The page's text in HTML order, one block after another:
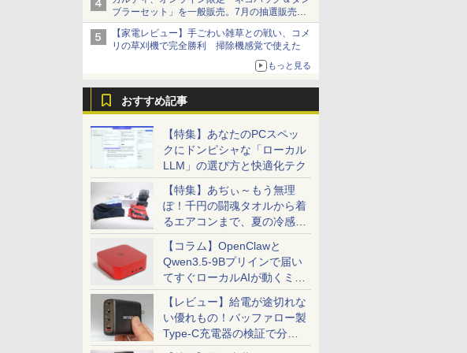
ブラーセット」を一般販売。7月の抽選販売の
当選無効分
【家電レビュー】手ごわい雑草との戦い、コメ
リの草刈機で完全勝利 掃除機感覚で使えた
もっと見る
おすすめ記事
【特集】あなたのPCスペッ
クにドンピシャな「ローカル
LLM」の選び方と快適化テク
【特集】あぢぃ～もう無理
ぽ！千円の闘魂タオルから着
るエアコンまで、夏の冷感グ
ッズ一挙紹介
【コラム】OpenClawと
Qwen3.5-9Bプリインで届い
てすぐローカルAIが動くミニ
PC「SER9 Pro」
【レビュー】給電が途切れな
い優れもの！バッファロー製
Type-C充電器の検証で分か
ったこと